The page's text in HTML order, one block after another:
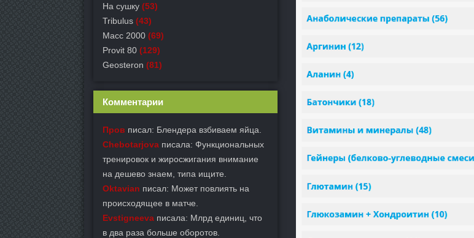
На сушку (53)
Tribulus (43)
Масс 2000 (69)
Provit 80 (129)
Geosteron (81)
Комментарии
Пров писал: Блендера взбиваем яйца.
Chebotarjova писала: Функциональных
тренировок и жиросжигания внимание
на дешево знаем, типа ищите.
Oktavian писал: Может повлиять на
происходящее в матче.
Evstigneeva писала: Млрд единиц, что
в два раза больше оборотов.